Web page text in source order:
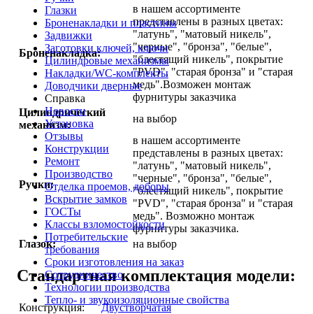
Глазки
Броненакладки и пластины
Задвижки
Заготовки ключей, ключи
Цилиндровые механизмы
Накладки/WC-комплекты
Доводчики дверные
Справка
Новости
Установка
Отзывы
Конструкции
Ремонт
Производство
Отделка проемов, доборы
Вскрытие замков
ГОСТы
Классы взломостойкости
Потребительские
требования
Сроки изготовления на заказ
Сотрудничество
Технологии производства
Тепло- и звукоизоляционные свойства
Броненакладка:
в нашем ассортименте
представлены в разных цветах:
"латунь", "матовый никель",
"черные", "бронза", "белые",
"блестящий никель", покрытие
"PVD", "старая бронза" и "старая
медь".Возможен монтаж
фурнитуры заказчика
Цилиндрический
механизм:
на выбор
Ручки:
в нашем ассортименте
представлены в разных цветах:
"латунь", "матовый никель",
"черные", "бронза", "белые",
"блестящий никель", покрытие
"PVD", "старая бронза" и "старая
медь". Возможно монтаж
фурнитуры заказчика.
Глазок:
на выбор
Стандартная комплектация модели:
Конструкция:
Двустворчатая